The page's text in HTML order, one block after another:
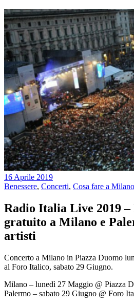
16 Aprile 2019
Benessere, Concerti, Cosa fare a
Radio Italia Live 2019
gratuito a Milano e
artisti
Concerto a Milano in Piazza Duomo
al Foro Italico, sabato 29 Giugno.
Milano – lunedì 27 Maggio @ Piazza
Palermo – sabato 29 Giugno @ Foro